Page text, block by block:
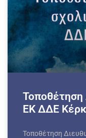
Τοποθέτηση
ΕΚ ΔΔΕ
Τοποθέτηση